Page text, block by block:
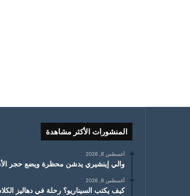
المنشورات الأكثر مشاهدة
أغسطس 8, 2026
والي إينشيري يدشن محظرة ويضع حجر
أغسطس 8, 2026
كيف يكتب السيناريو؟ رحلة في دهاليز